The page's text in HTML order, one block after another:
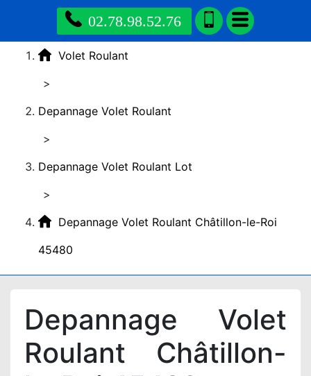
02.78.98.52.76
Volet Roulant
>
Depannage Volet Roulant
>
Depannage Volet Roulant Lot
>
Depannage Volet Roulant Châtillon-le-Roi
45480
Depannage Volet
Roulant Châtillon-